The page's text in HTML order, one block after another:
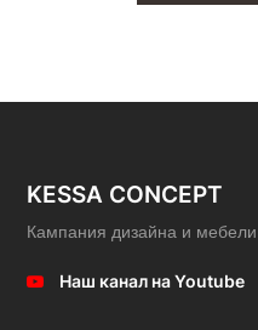
KESSA CONCEPT
Кампания дизайна и мебели
Наш канал на Youtube